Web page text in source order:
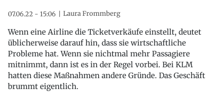
07.06.22 - 15:06 Laura Frommberg
Wenn eine Airline die Ticketverkäufe einstellt, deutet
üblicherweise darauf hin, dass sie wirtschaftliche
Probleme hat. Wenn sie nichtmal mehr Passagiere
mitnimmt, dann ist es in der Regel vorbei. Bei KLM
hatten diese Maßnahmen andere Gründe. Das Geschäft
brummt eigentlich.